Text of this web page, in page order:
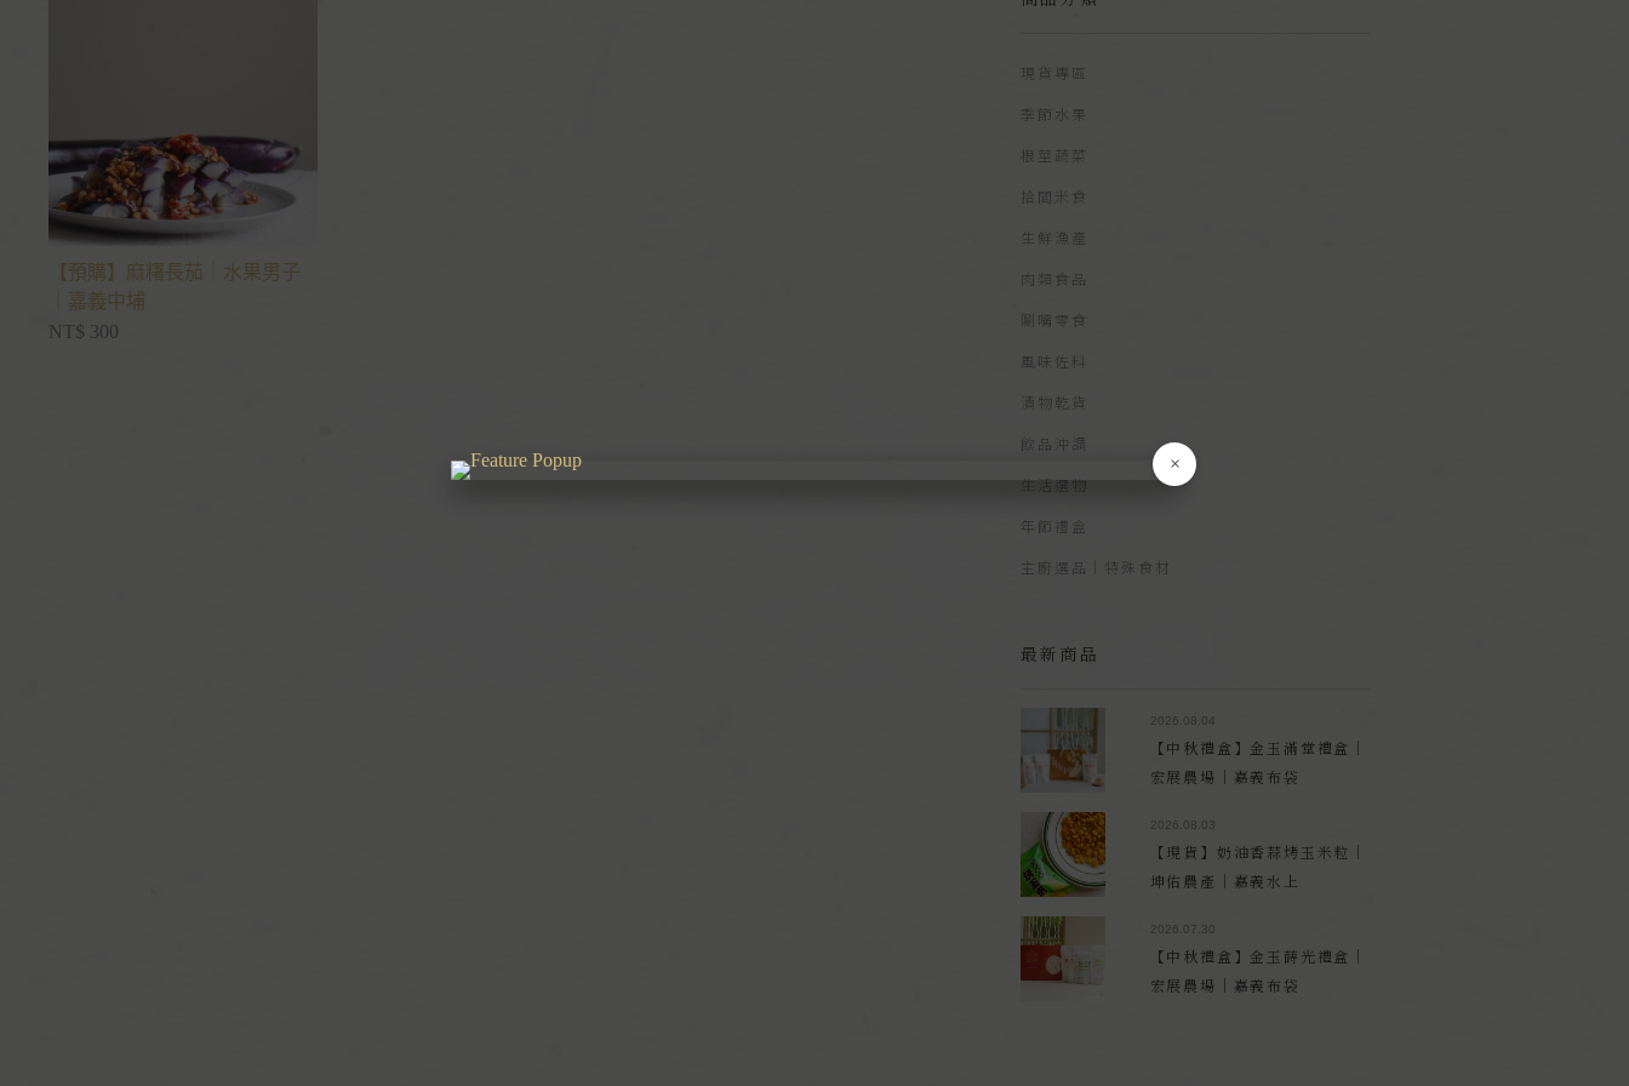
【預購】麻糬長茄｜水果男子
｜嘉義中埔
NT$ 300
現貨專區
季節水果
根莖蔬菜
拾間米食
生鮮漁產
肉類食品
唰嘴零食
風味佐料
漬物乾貨
飲品沖調
生活選物
年節禮盒
主廚選品｜特殊食材
最新商品
2026.08.04
【中秋禮盒】金玉滿堂禮盒｜
宏展農場｜嘉義布袋
2026.08.03
【現貨】奶油香蒜烤玉米粒｜
坤佑農產｜嘉義水上
2026.07.30
【中秋禮盒】金玉蒔光禮盒｜
宏展農場｜嘉義布袋
×